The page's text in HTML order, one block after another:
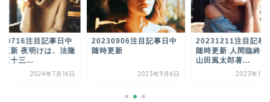
注目記事日中
更新 夜明けは、法隆
三十三...
2024年7月16日
20230906注目記事日中
随時更新
2023年9月6日
20231211注目記事
随時更新 人間臨終図
山田風太郎著...
2023年12